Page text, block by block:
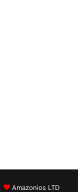
Amazonios LTD